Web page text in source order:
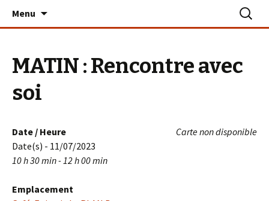
Le PLAN B – La Turballe
Menu
MATIN : Rencontre avec
soi
Carte non disponible
Date / Heure
Date(s) - 11/07/2023
10 h 30 min - 12 h 00 min
Emplacement